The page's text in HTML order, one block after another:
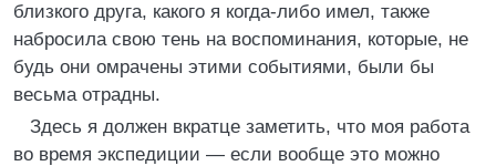
близкого друга, какого я когда-либо имел, также
набросила свою тень на воспоминания, которые, не
будь они омрачены этими событиями, были бы
весьма отрадны.
Здесь я должен вкратце заметить, что моя работа
во время экспедиции — если вообще это можно